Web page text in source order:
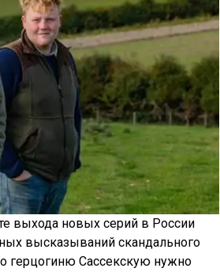
выхода новых серий в России
высказываний скандального
герцогиню Сассекскую нужно